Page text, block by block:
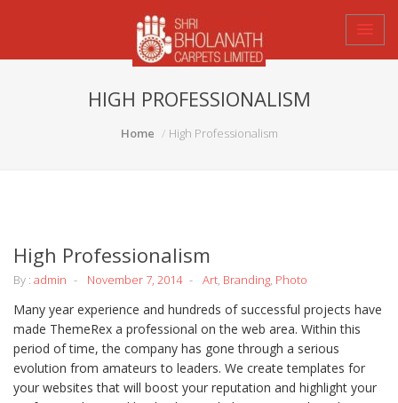
HIGH PROFESSIONALISM
Home High Professionalism
High Professionalism
By : admin November 7, 2014 Art, Branding, Photo
Many year experience and hundreds of successful projects have
made ThemeRex a professional on the web area. Within this
period of time, the company has gone through a serious
evolution from amateurs to leaders. We create templates for
your websites that will boost your reputation and highlight your